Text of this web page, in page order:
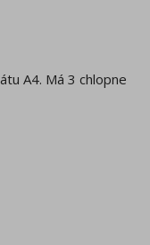
A4. Má 3 chlopne